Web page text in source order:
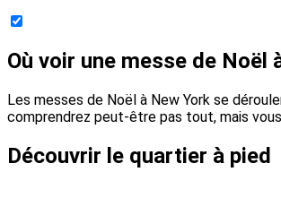
Où voir une messe de Noël
Les messes de Noël à New York se
comprendrez peut-être pas tout, mais
Découvrir le quartier à pied